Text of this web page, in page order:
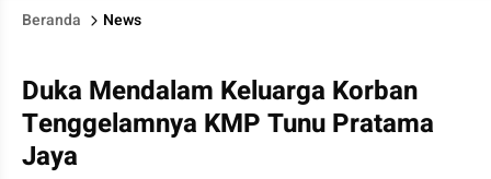
Beranda News
Duka Mendalam Keluarga Korban
Tenggelamnya KMP Tunu Pratama
Jaya